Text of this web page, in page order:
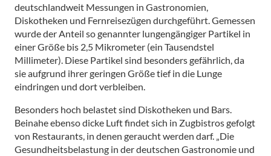
deutschlandweit Messungen in Gastronomien,
Diskotheken und Fernreisezügen durchgeführt. Gemessen
wurde der Anteil so genannter lungengängiger Partikel in
einer Größe bis 2,5 Mikrometer (ein Tausendstel
Millimeter). Diese Partikel sind besonders gefährlich, da
sie aufgrund ihrer geringen Größe tief in die Lunge
eindringen und dort verbleiben.
Besonders hoch belastet sind Diskotheken und Bars.
Beinahe ebenso dicke Luft findet sich in Zugbistros gefolgt
von Restaurants, in denen geraucht werden darf. „Die
Gesundheitsbelastung in der deutschen Gastronomie und